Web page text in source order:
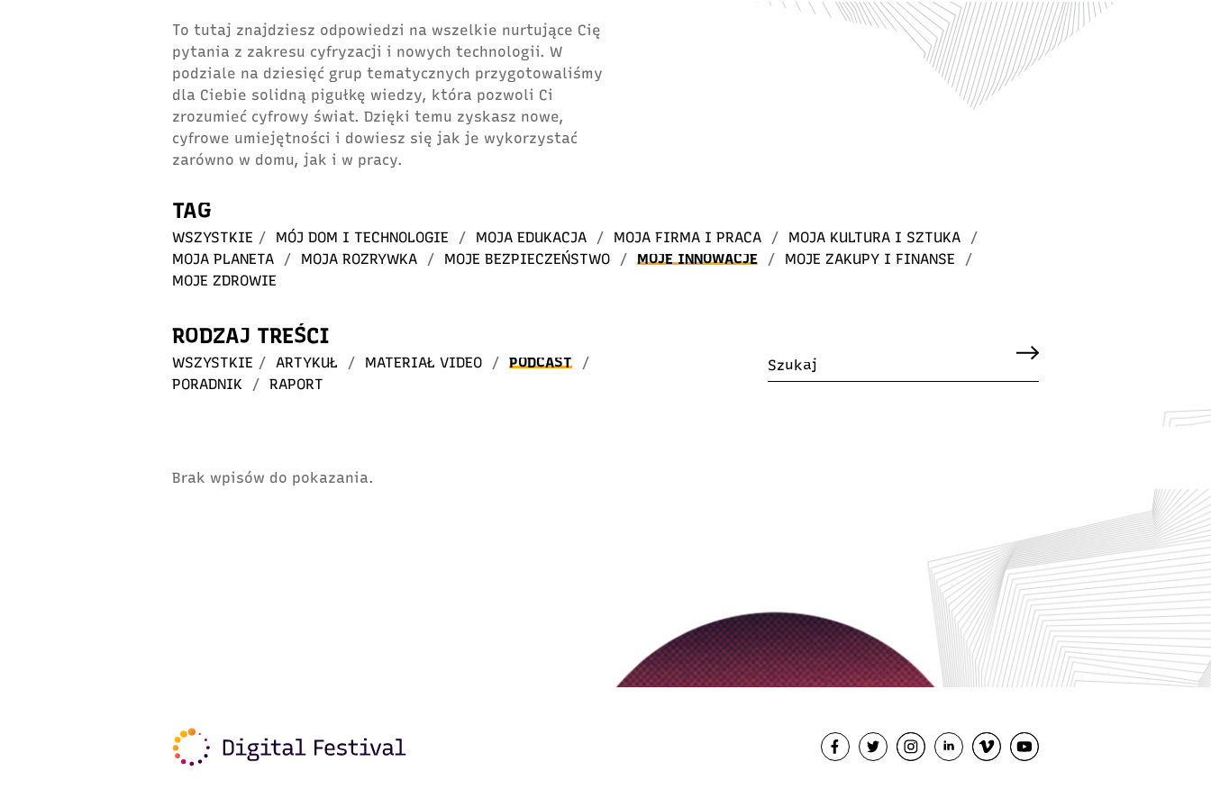
To tutaj znajdziesz odpowiedzi na wszelkie nurtujące Cię
pytania z zakresu cyfryzacji i nowych technologii. W
podziale na dziesięć grup tematycznych przygotowaliśmy
dla Ciebie solidną pigułkę wiedzy, która pozwoli Ci
zrozumieć cyfrowy świat. Dzięki temu zyskasz nowe,
cyfrowe umiejętności i dowiesz się jak je wykorzystać
zarówno w domu, jak i w pracy.
TAG
WSZYSTKIE / MÓJ DOM I TECHNOLOGIE / MOJA EDUKACJA / MOJA FIRMA I PRACA / MOJA KULTURA I SZTUKA
/
MOJA PLANETA
/ MOJA ROZRYWKA / MOJE BEZPIECZEŃSTWO / MOJE INNOWACJE / MOJE ZAKUPY I FINANSE
/
MOJE ZDROWIE
RODZAJ TREŚCI
WSZYSTKIE / ARTYKUŁ / MATERIAŁ VIDEO / PODCAST
/
PORADNIK
/ RAPORT
Brak wpisów do pokazania.